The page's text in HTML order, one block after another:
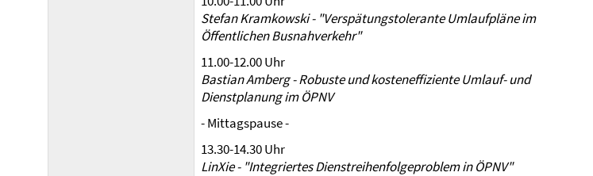
Stefan Kramkowski - "Verspätungstolerante Umlaufpläne im
Öffentlichen Busnahverkehr"
11.00-12.00 Uhr
Bastian Amberg - Robuste und kosteneffiziente Umlauf- und
Dienstplanung im ÖPNV
- Mittagspause -
13.30-14.30 Uhr
LinXie - "Integriertes Dienstreihenfolgeproblem in ÖPNV"